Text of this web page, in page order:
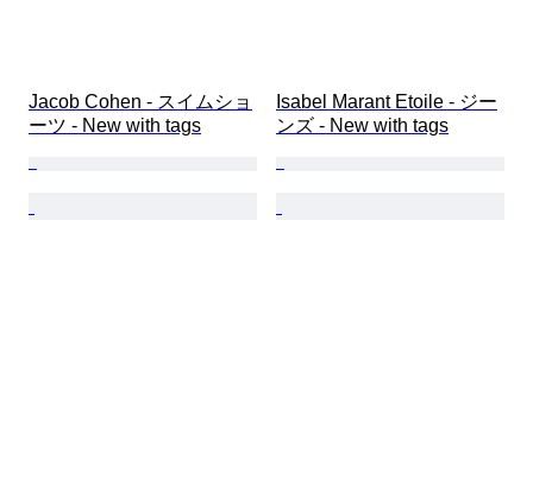
Jacob Cohen - スイムショ
ーツ - New with tags
Isabel Marant Etoile - ジー
ンズ - New with tags